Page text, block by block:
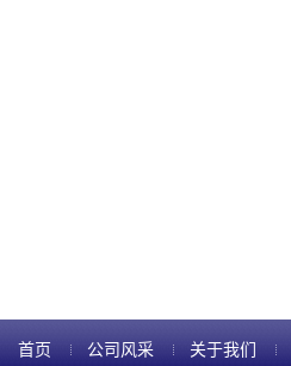
首页 公司风采 关于我们